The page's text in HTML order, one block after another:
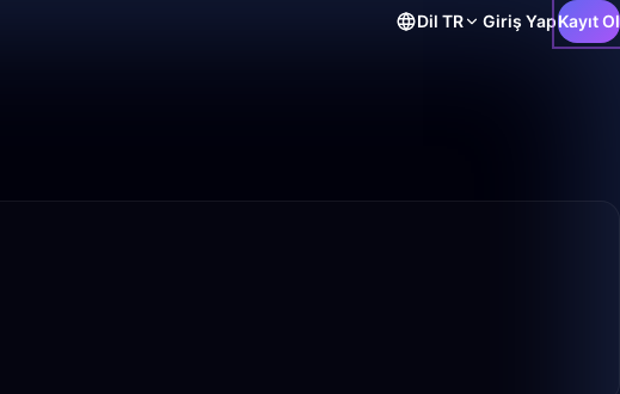
Dil TR Giriş YapKayıt Ol